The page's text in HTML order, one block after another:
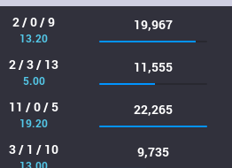
2 / 0 / 9
13.20
19,967
2 / 3 / 13
5.00
11,555
11 / 0 / 5
19.20
22,265
3 / 1 / 10 9,735